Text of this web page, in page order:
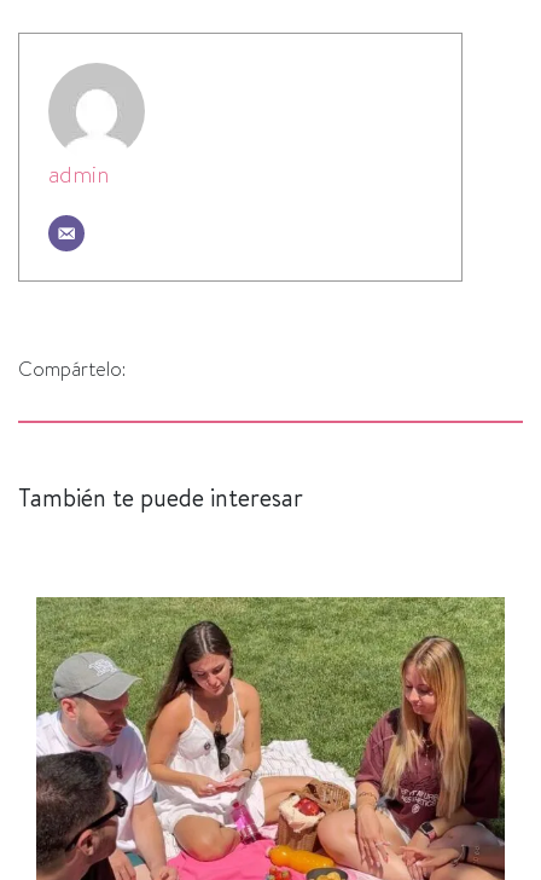
admin
Compártelo:
También te puede interesar